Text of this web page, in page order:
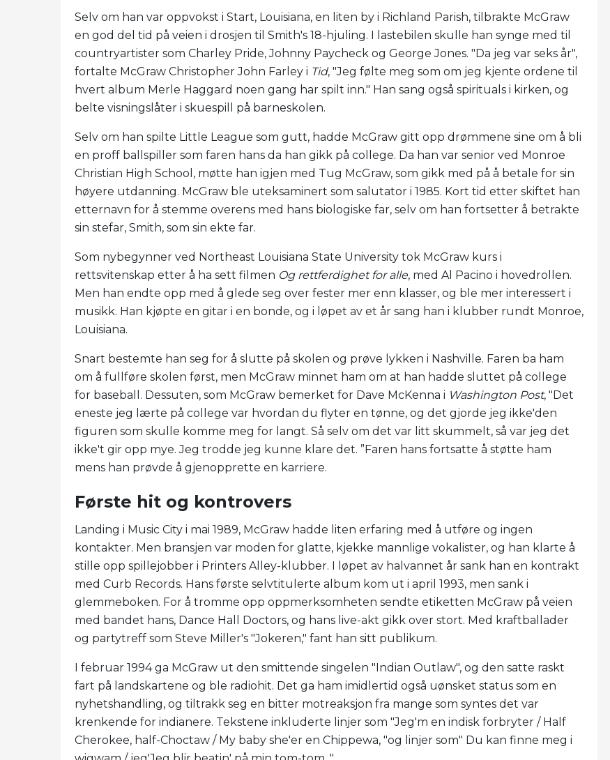
Selv om han var oppvokst i Start, Louisiana, en liten by i Richland Parish, tilbrakte McGraw
en god del tid på veien i drosjen til Smith's 18-hjuling. I lastebilen skulle han synge med til
countryartister som Charley Pride, Johnny Paycheck og George Jones. "Da jeg var seks år",
fortalte McGraw Christopher John Farley i Tid, "Jeg følte meg som om jeg kjente ordene til
hvert album Merle Haggard noen gang har spilt inn." Han sang også spirituals i kirken, og
belte visningslåter i skuespill på barneskolen.
Selv om han spilte Little League som gutt, hadde McGraw gitt opp drømmene sine om å bli
en proff ballspiller som faren hans da han gikk på college. Da han var senior ved Monroe
Christian High School, møtte han igjen med Tug McGraw, som gikk med på å betale for sin
høyere utdanning. McGraw ble uteksaminert som salutator i 1985. Kort tid etter skiftet han
etternavn for å stemme overens med hans biologiske far, selv om han fortsetter å betrakte
sin stefar, Smith, som sin ekte far.
Som nybegynner ved Northeast Louisiana State University tok McGraw kurs i
rettsvitenskap etter å ha sett filmen Og rettferdighet for alle, med Al Pacino i hovedrollen.
Men han endte opp med å glede seg over fester mer enn klasser, og ble mer interessert i
musikk. Han kjøpte en gitar i en bonde, og i løpet av et år sang han i klubber rundt Monroe,
Louisiana.
Snart bestemte han seg for å slutte på skolen og prøve lykken i Nashville. Faren ba ham
om å fullføre skolen først, men McGraw minnet ham om at han hadde sluttet på college
for baseball. Dessuten, som McGraw bemerket for Dave McKenna i Washington Post, "Det
eneste jeg lærte på college var hvordan du flyter en tønne, og det gjorde jeg ikke'den
figuren som skulle komme meg for langt. Så selv om det var litt skummelt, så var jeg det
ikke't gir opp mye. Jeg trodde jeg kunne klare det. ”Faren hans fortsatte å støtte ham
mens han prøvde å gjenopprette en karriere.
Første hit og kontrovers
Landing i Music City i mai 1989, McGraw hadde liten erfaring med å utføre og ingen
kontakter. Men bransjen var moden for glatte, kjekke mannlige vokalister, og han klarte å
stille opp spillejobber i Printers Alley-klubber. I løpet av halvannet år sank han en kontrakt
med Curb Records. Hans første selvtitulerte album kom ut i april 1993, men sank i
glemmeboken. For å tromme opp oppmerksomheten sendte etiketten McGraw på veien
med bandet hans, Dance Hall Doctors, og hans live-akt gikk over stort. Med kraftballader
og partytreff som Steve Miller's "Jokeren," fant han sitt publikum.
I februar 1994 ga McGraw ut den smittende singelen "Indian Outlaw", og den satte raskt
fart på landskartene og ble radiohit. Det ga ham imidlertid også uønsket status som en
nyhetshandling, og tiltrakk seg en bitter motreaksjon fra mange som syntes det var
krenkende for indianere. Tekstene inkluderte linjer som "Jeg'm en indisk forbryter / Half
Cherokee, half-Choctaw / My baby she'er en Chippewa, "og linjer som" Du kan finne meg i